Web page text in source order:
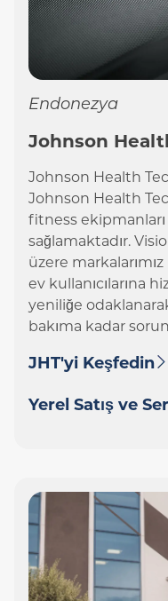
Endonezya
Johnson
Johnson Health
Johnson Health
fitness
sağlamaktadır.
üzere
ev kullanıcılarına
yeniliğe
bakıma kadar
JHT'yi Keşfedin
Yerel Satış ve